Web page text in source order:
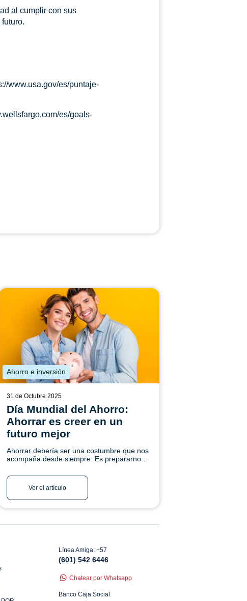
al cumplir con sus
www.usa.gov/es/puntaje-
es/goals-
Ahorro e inversión
31 de Octubre 2025
Día Mundial del Ahorro:
Ahorrar es creer en un
futuro mejor
Ahorrar debería ser una costumbre que nos
acompaña desde siempre. Es prepararnos
sí se pueden cumplir y construir. ¡Conoce
Ver el artículo
Línea Amiga: +57
(601) 542 6446
Chatear por Whatsapp
Banco Caja Social